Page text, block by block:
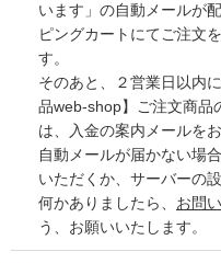
います」の自動メールが
ピングカートにてご注文
す。
そのあと、２営業日以内
品web-shop】ご注文商品
は、入金の案内メールを
自動メールが届かない場
いただくか、サーバーの
何かありましたら、 お問
う、お願いいたします。